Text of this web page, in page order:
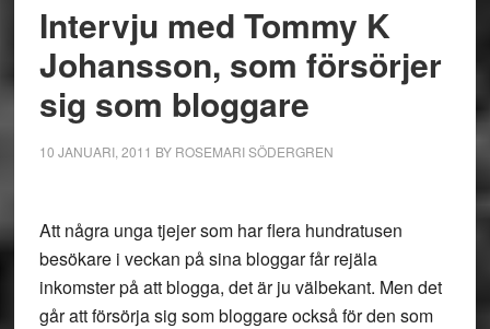
Intervju med Tommy K
Johansson, som försörjer
sig som bloggare
10 JANUARI, 2011 BY ROSEMARI SÖDERGREN
Att några unga tjejer som har flera hundratusen
besökare i veckan på sina bloggar får rejäla
inkomster på att blogga, det är ju välbekant. Men det
går att försörja sig som bloggare också för den som